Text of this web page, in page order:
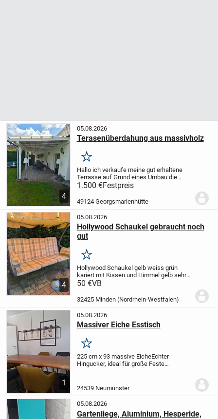
4
05.08.2026
Terasenüberdahung aus massivholz
Merken
Hallo ich verkaufe meine gut erhaltene
Terrasse auf Grund eines Umbau die
Breite ist 6,50×3.50 tief die ist in ein sehr
guten Zustand die ist vom tischler
gemacht worden die ist nicht vom
1.500 €Festpreis
49124 Georgsmarienhütte
4
05.08.2026
Hollywood Schaukel gebraucht noch
gut
Merken
Hollywood Schaukel gelb weiss grün
kariert mit Kissen und Himmel gelb sehr
stabile Ausführung, Neupreis € 299
beschädigt.Deshalb nur der günstige
50 €VB
32425 Minden (Nordrhein-Westfalen)
1
05.08.2026
Massiver Eiche Esstisch
Merken
225 cm x 93 massive EicheEchter
Hingucker, ideal für große Feste
24539 Neumünster
05.08.2026
Gartenliege, Aluminium, Hesperide,